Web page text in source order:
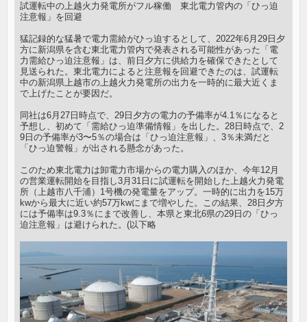
試運転中の上越火力発電所がフル稼働 東北電力管内の「ひっ迫
注意報」を回避
猛記録的な猛暑で電力需給がひっ迫するとして、2022年6月29日夕
方に新潟県を含む東北電力管内で発表される可能性があった「電
力需給ひっ迫注意報」は、前日夕方に供給力を確保できたとして
見送られた。東北電力によると注意報を回避できたのは、試運転
中の新潟県上越市の上越火力発電所の出力を一時的に最大近くま
で上げたことが要因だ。
同社は6月27日時点で、29日夕方の電力の予備率が4.1％になると
予想し、初めて「需給ひっ迫準備情報」を出した。28日時点で、2
9日の予備率が3〜5％の場合は「ひっ迫注意報」、3％未満だと
「ひっ迫警報」が出される懸念があった。
このため東北電力は卸電力市場からの電力購入のほか、今年12月
の営業運転開始を目指し3月31日に試運転を開始した上越火力発電
所（上越市八千浦）1号機の発電量をアップ。一時的に出力を15万
kwから最大に近い約57万kwにまで増やした。この結果、28日夕方
には予備率は9.3％にまで改善し、本県と東北6県の29日の「ひっ
迫注意報」は避けられた。(以下略